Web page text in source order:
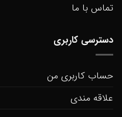
تماس با ما
دسترسی کاربری
حساب کاربری من
علاقه مندی